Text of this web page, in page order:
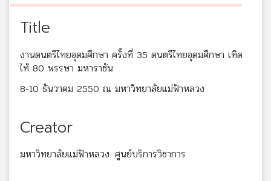
Title
งานดนตรีไทยอุดมศึกษา ครั้งที่ 35 ดนตรีไทยอุดมศึกษา เทิด
ไท้ 80 พรรษา มหาราชัน
8-10 ธันวาคม 2550 ณ มหาวิทยาลัยแม่ฟ้าหลวง
Creator
มหาวิทยาลัยแม่ฟ้าหลวง. ศูนย์บริการวิชาการ